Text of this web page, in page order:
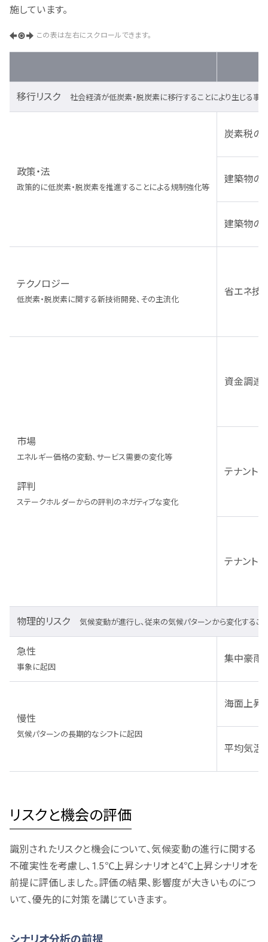
施しています。
この表は左右にスクロールできます。
移行リスク 社会経済が低炭素・脱炭素に移行することにより生じる事
政策・法
政策的に低炭素・脱炭素を推進することによる規制強化等
炭素税の
建築物の
建築物の
テクノロジー
低炭素・脱炭素に関する新技術開発、その主流化
省エネ技
市場
エネルギー価格の変動、サービス需要の変化等
評判
ステークホルダーからの評判のネガティブな変化
資金調達
テナント
テナント
物理的リスク 気候変動が進行し、従来の気候パターンから変化するこ
急性
事象に起因
集中豪雨
慢性
気候パターンの長期的なシフトに起因
海面上昇
平均気温
リスクと機会の評価
識別されたリスクと機会について、気候変動の進行に関する
不確実性を考慮し、1.5℃上昇シナリオと4℃上昇シナリオを
前提に評価しました。評価の結果、影響度が大きいものにつ
いて、優先的に対策を講じていきます。